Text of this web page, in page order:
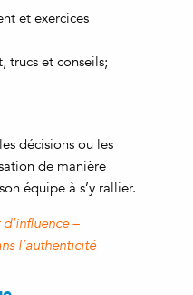
et exercices
trucs et conseils;
décisions ou les
de manière
équipe à s’y rallier.
–
l’authenticité